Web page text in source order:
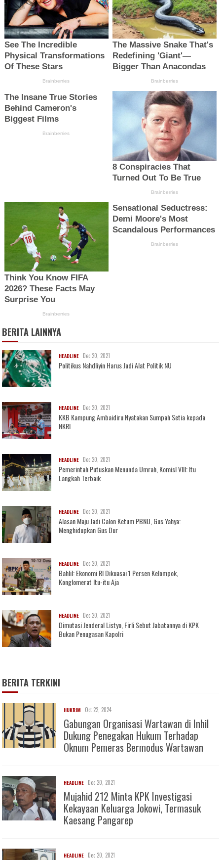
BERITA LAINNYA
HEADLINE Dec 20, 2021
Politikus Nahdliyin Harus Jadi Alat Politik NU
HEADLINE Dec 20, 2021
KKB Kampung Ambaidiru Nyatakan Sumpah Setia kepada
NKRI
HEADLINE Dec 20, 2021
Pemerintah Putuskan Menunda Umrah, KomisI VIII: Itu
Langkah Terbaik
HEADLINE Dec 20, 2021
Alasan Maju Jadi Calon Ketum PBNU, Gus Yahya:
Menghidupkan Gus Dur
HEADLINE Dec 20, 2021
Bahlil: Ekonomi RI Dikuasai 1 Persen Kelompok,
Konglomerat Itu-itu Aja
HEADLINE Dec 20, 2021
Dimutasi Jenderal Listyo, Firli Sebut Jabatannya di KPK
Bukan Penugasan Kapolri
BERITA TERKINI
HUKRIM Oct 22, 2024
Gabungan Organisasi Wartawan di Inhil
Dukung Penegakan Hukum Terhadap
Oknum Pemeras Bermodus Wartawan
HEADLINE Dec 20, 2021
Mujahid 212 Minta KPK Investigasi
Kekayaan Keluarga Jokowi, Termasuk
Kaesang Pangarep
HEADLINE Dec 20, 2021